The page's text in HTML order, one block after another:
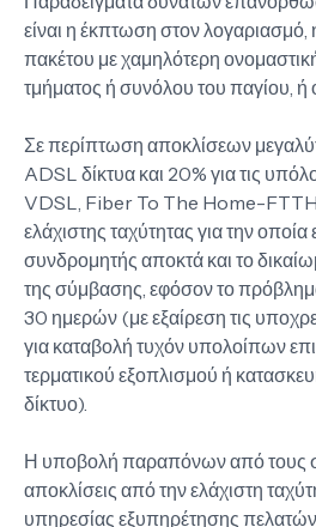
είναι η έκπτωση στον λογαριασμό,
πακέτου με χαμηλότερη
τμήματος ή συνόλου του παγίου,
Σε περίπτωση αποκλίσεων
ADSL δίκτυα και 20% για τις
VDSL, Fiber To The Home-FTTH)
ελάχιστης ταχύτητας για την
συνδρομητής αποκτά και το
της σύμβασης, εφόσον το
30 ημερών (με εξαίρεση τις
για καταβολή τυχόν υπολοίπων
τερματικού εξοπλισμού ή
δίκτυο).
Η υποβολή παραπόνων από τους
αποκλίσεις από την ελάχιστη
υπηρεσίας εξυπηρέτησης πελατών